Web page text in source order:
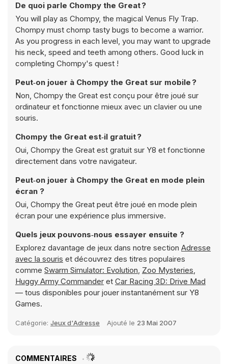
De quoi parle Chompy the Great ?
You will play as Chompy, the magical Venus Fly Trap.
Chompy must chomp tasty bugs to become a warrior.
As you progress in each level, you may want to upgrade
his neck, speed and teeth among others. Good luck in
completing Chompy's quest !
Peut‑on jouer à Chompy the Great sur mobile ?
Non, Chompy the Great est conçu pour être joué sur
ordinateur et fonctionne mieux avec un clavier ou une
souris.
Chompy the Great est‑il gratuit ?
Oui, Chompy the Great est gratuit sur Y8 et fonctionne
directement dans votre navigateur.
Peut‑on jouer à Chompy the Great en mode plein
écran ?
Oui, Chompy the Great peut être joué en mode plein
écran pour une expérience plus immersive.
Quels jeux pouvons‑nous essayer ensuite ?
Explorez davantage de jeux dans notre section Adresse
avec la souris et découvrez des titres populaires
comme Swarm Simulator: Evolution, Zoo Mysteries,
Huggy Army Commander et Car Racing 3D: Drive Mad
— tous disponibles pour jouer instantanément sur Y8
Games.
Catégorie: Jeux d'Adresse Ajouté le 23 Mai 2007
COMMENTAIRES